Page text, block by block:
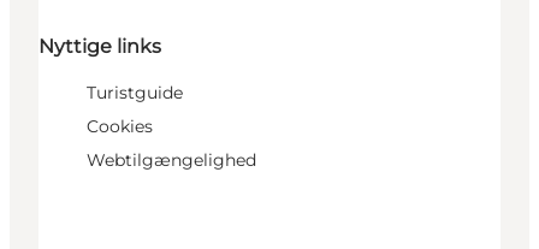
Nyttige links
Turistguide
Cookies
Webtilgængelighed